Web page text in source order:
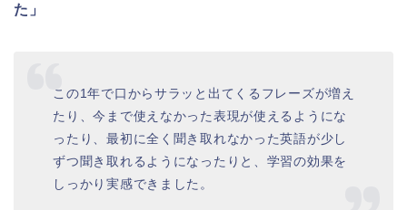
た」
この1年で口からサラッと出てくるフレーズが増え
たり、今まで使えなかった表現が使えるようにな
ったり、最初に全く聞き取れなかった英語が少し
ずつ聞き取れるようになったりと、学習の効果を
しっかり実感できました。